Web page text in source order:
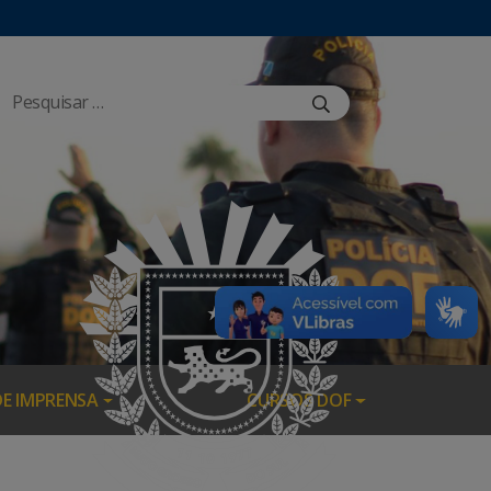
IMPRENSA CURSOS DOF